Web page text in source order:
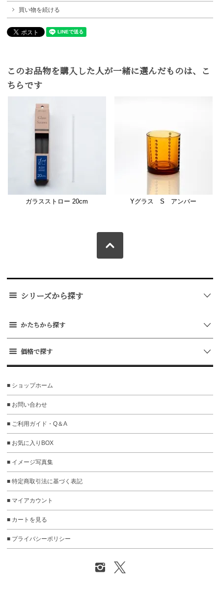
買い物を続ける
このお品物を購入した人が一緒に選んだものは、こ
ちらです
ガラスストロー 20cm Yグラス S アンバー
シリーズから探す
かたちから探す
価格で探す
■ ショップホーム
■ お問い合わせ
■ ご利用ガイド・Q＆A
■ お気に入りBOX
■ イメージ写真集
■ 特定商取引法に基づく表記
■ マイアカウント
■ カートを見る
■ プライバシーポリシー